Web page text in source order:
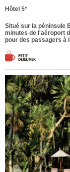
Hôtel 5*
Situé sur la péninsule
minutes de l'aéroport
pour des passagers à